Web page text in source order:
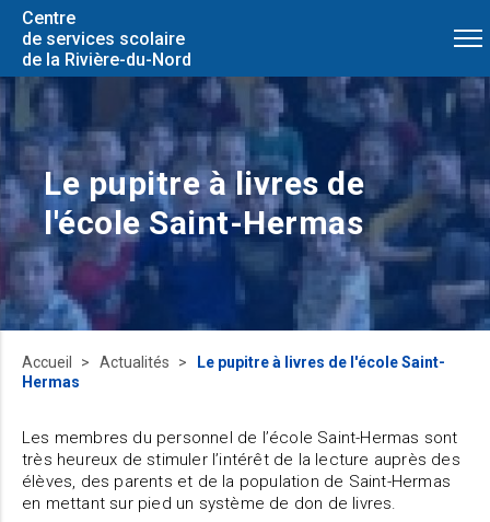
Centre
de services scolaire
de la Rivière-du-Nord
Le pupitre à livres de
l'école Saint-Hermas
Accueil Actualités
Le pupitre à livres de l'école Saint-
Hermas
Les membres du personnel de l’école Saint-Hermas sont
très heureux de stimuler l’intérêt de la lecture auprès des
élèves, des parents et de la population de Saint-Hermas
en mettant sur pied un système de don de livres.